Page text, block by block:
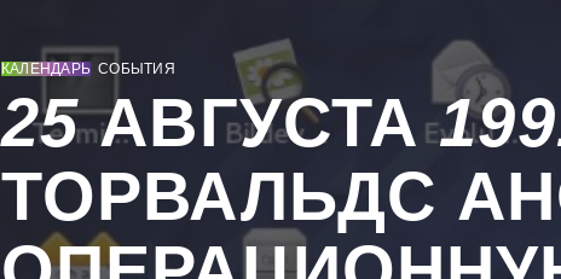
КАЛЕНДАРЬ СОБЫТИЯ
25АВГУСТА
ТОРВАЛЬДС